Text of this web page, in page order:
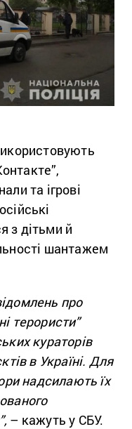
та ігрові
з дітьми й
шантажем
про
терористи”
кураторів
в Україні. Для
надсилають їх
– кажуть у СБУ.